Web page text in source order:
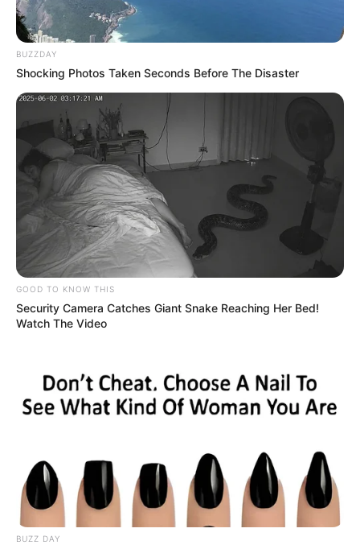
BUZZDAY
Shocking Photos Taken Seconds Before The Disaster
GOOD TO KNOW THIS
Security Camera Catches Giant Snake Reaching Her Bed!
Watch The Video
BUZZ DAY